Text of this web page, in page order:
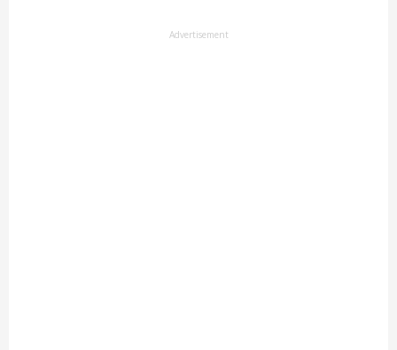
Advertisement